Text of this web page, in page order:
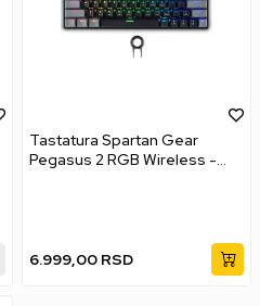
Tastatura Spartan Gear
Pegasus 2 RGB Wireless -
6.999,00 RSD